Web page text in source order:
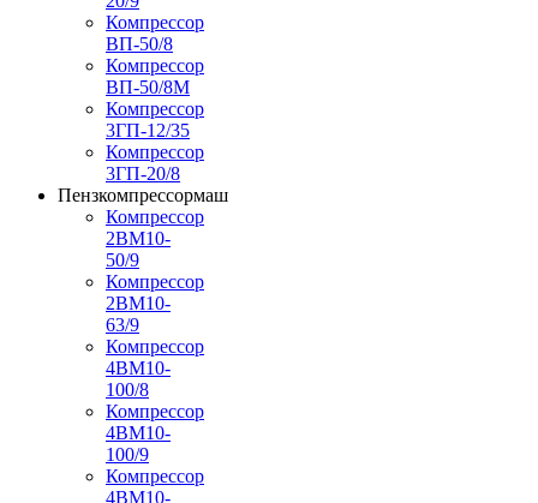
Компрессор
ВП-50/8
Компрессор
ВП-50/8М
Компрессор
3ГП-12/35
Компрессор
3ГП-20/8
Пензкомпрессормаш
Компрессор
2ВМ10-
50/9
Компрессор
2ВМ10-
63/9
Компрессор
4ВМ10-
100/8
Компрессор
4ВМ10-
100/9
Компрессор
4ВМ10-